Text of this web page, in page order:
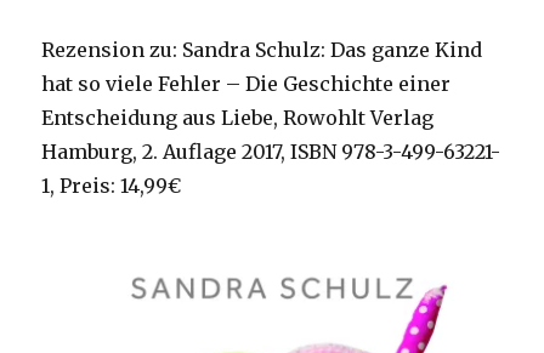
Rezension zu: Sandra Schulz: Das ganze Kind
hat so viele Fehler – Die Geschichte einer
Entscheidung aus Liebe, Rowohlt Verlag
Hamburg, 2. Auflage 2017, ISBN 978-3-499-63221-
1, Preis: 14,99€